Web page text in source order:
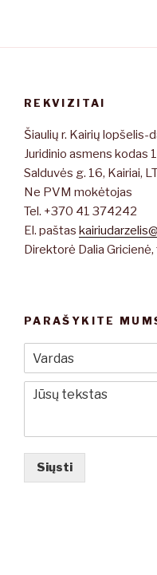
REKVIZITAI
Šiaulių r. Kairių lopšelis-
Juridinio asmens
Salduvės g. 16, Kairiai,
Ne PVM mokėtojas
Tel. +370 41 374242
El. paštas
Direktorė Dalia
PARAŠYKITE
Siųsti